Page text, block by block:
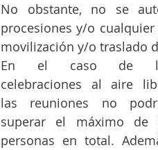
No obstante, no se
procesiones y/o
movilización y/o traslado
En el caso de
celebraciones al aire
las reuniones no
superar el máximo de
personas en total.